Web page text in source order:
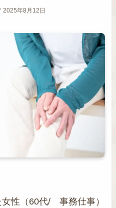
2025年8月12日
性（60代/ 事務仕事）